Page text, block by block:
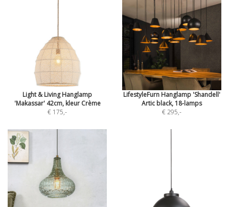
Light & Living Hanglamp
'Makassar' 42cm, kleur Crème
€ 175,-
LifestyleFurn Hanglamp 'Shandell'
Artic black, 18-lamps
€ 295,-